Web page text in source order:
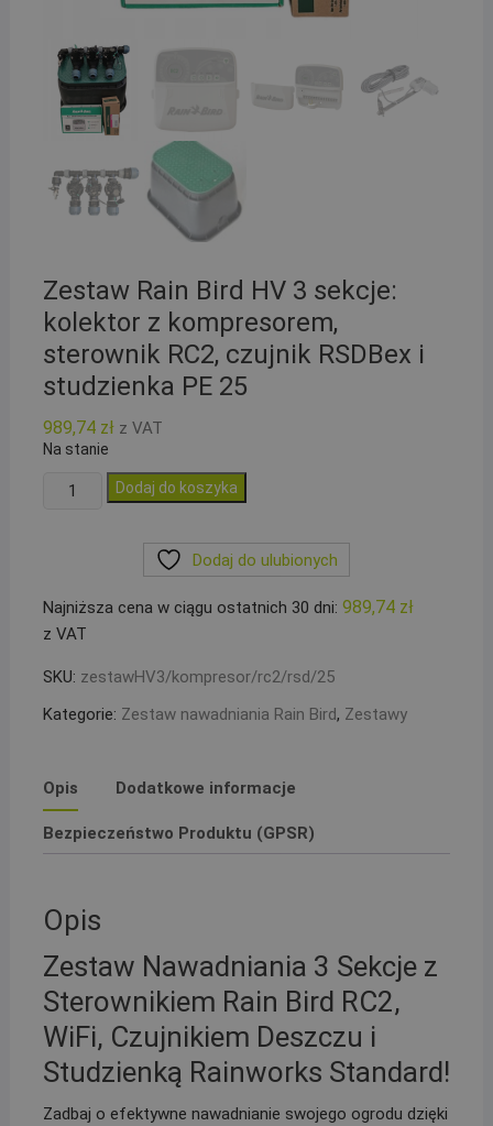
Zestaw Rain Bird HV 3 sekcje:
kolektor z kompresorem,
sterownik RC2, czujnik RSDBex i
studzienka PE 25
989,74 zł z VAT
Na stanie
ilość
3
sekcje:
kolektor
kompresorem,
czujnik
RSDBex
i
PE
25
Dodaj do koszyka
Dodaj do ulubionych
Najniższa cena w ciągu ostatnich 30 dni: 989,74 zł
z VAT
SKU: zestawHV3/kompresor/rc2/rsd/25
Kategorie: Zestaw nawadniania Rain Bird, Zestawy
Opis Dodatkowe informacje
Bezpieczeństwo Produktu (GPSR)
Opis
Zestaw Nawadniania 3 Sekcje z
Sterownikiem Rain Bird RC2,
WiFi, Czujnikiem Deszczu i
Studzienką Rainworks Standard!
Zadbaj o efektywne nawadnianie swojego ogrodu dzięki